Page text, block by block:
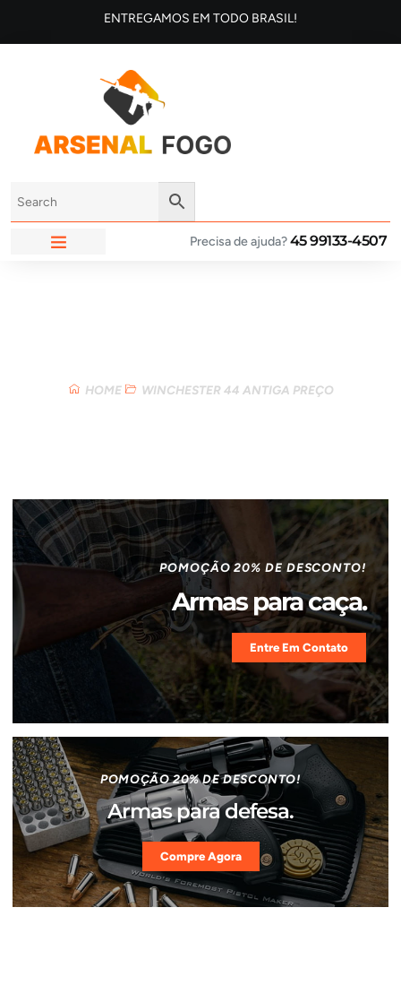
ENTREGAMOS EM TODO BRASIL!
Precisa de ajuda?45 99133-4507
HOME WINCHESTER 44 ANTIGA PREÇO
POMOÇÃO 20% DE DESCONTO!
Armas para caça.
Entre Em Contato
POMOÇÃO 20% DE DESCONTO!
Armas para defesa.
Compre Agora